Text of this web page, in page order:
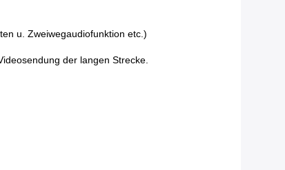
u. Zweiwegaudiofunktion etc.)
der langen Strecke.